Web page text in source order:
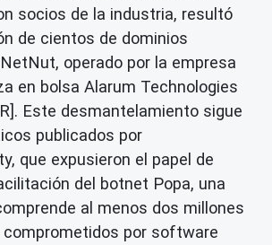
socios de la industria, resultó
de cientos de dominios
operado por la empresa
en bolsa Alarum Technologies
Este desmantelamiento sigue
publicados por
que expusieron el papel de
del botnet Popa, una
al menos dos millones
por software